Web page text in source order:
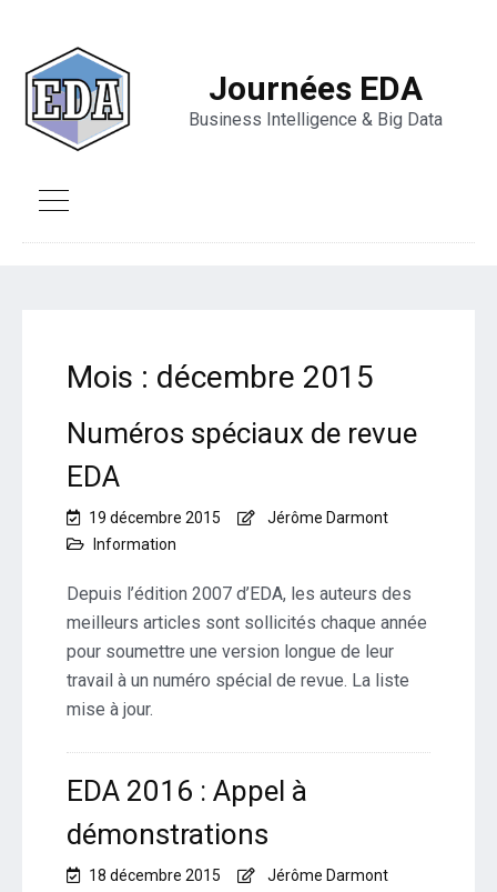
Journées EDA
Business Intelligence & Big Data
Mois : décembre 2015
Numéros spéciaux de revue
EDA
19 décembre 2015
Jérôme Darmont
Information
Depuis l’édition 2007 d’EDA, les auteurs des
meilleurs articles sont sollicités chaque année
pour soumettre une version longue de leur
travail à un numéro spécial de revue. La liste
mise à jour.
EDA 2016 : Appel à
démonstrations
18 décembre 2015
Jérôme Darmont